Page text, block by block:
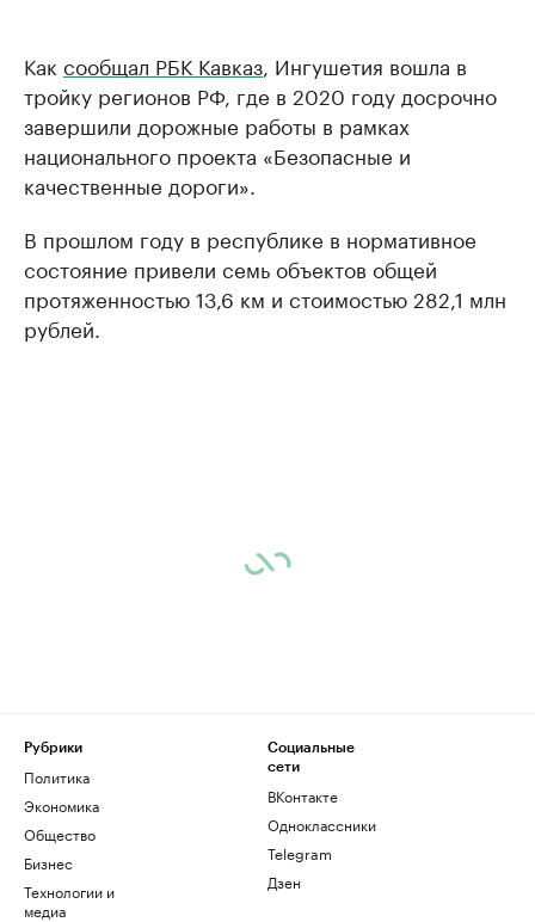
Как сообщал РБК Кавказ , Ингушетия вошла в
тройку регионов РФ, где в 2020 году досрочно
завершили дорожные работы в рамках
национального проекта «Безопасные и
качественные дороги».
В прошлом году в республике в нормативное
состояние привели семь объектов общей
протяженностью 13,6 км и стоимостью 282,1 млн
рублей.
Рубрики
Политика
Экономика
Общество
Бизнес
Технологии и
медиа
Социальные
сети
ВКонтакте
Одноклассники
Telegram
Дзен